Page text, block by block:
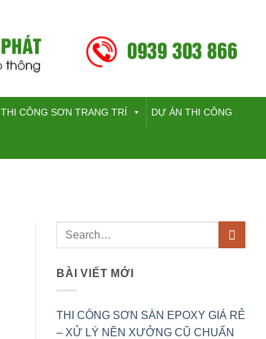
THI CÔNG SƠN TRANG TRÍ DỰ ÁN THI CÔNG
BÀI VIẾT MỚI
THI CÔNG SƠN SÀN EPOXY GIÁ RẺ
– XỬ LÝ NỀN XƯỞNG CŨ CHUẨN